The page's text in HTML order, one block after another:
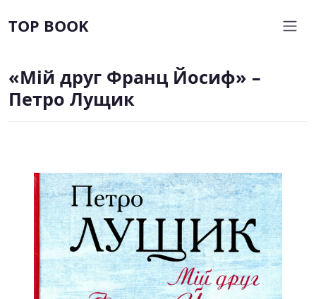
TOP BOOK
«Мій друг Франц Йосиф» –
Петро Лущик